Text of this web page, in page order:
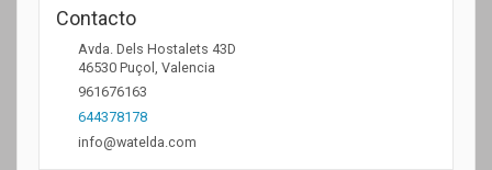
Contacto
Avda. Dels Hostalets 43D
46530 Puçol , Valencia
961676163
644378178
info@watelda.com